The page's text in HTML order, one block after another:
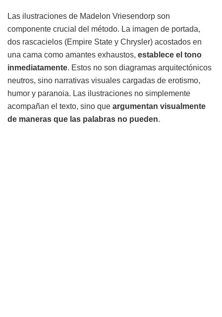
Las ilustraciones de Madelon Vriesendorp son
componente crucial del método. La imagen de portada,
dos rascacielos (Empire State y Chrysler) acostados en
una cama como amantes exhaustos, establece el tono
inmediatamente. Estos no son diagramas arquitectónicos
neutros, sino narrativas visuales cargadas de erotismo,
humor y paranoia. Las ilustraciones no simplemente
acompañan el texto, sino que argumentan visualmente
de maneras que las palabras no pueden.